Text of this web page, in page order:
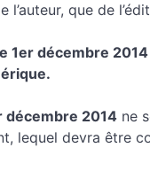
que de
1er décembre
décembre 2014 ne
lequel devra être